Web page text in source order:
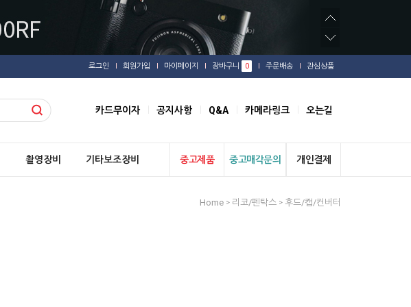
로그인 회원가입 마이페이지 장바구니 0 주문배송 관심상품
카드무이자 공지사항 Q&A 카메라링크 오는길
촬영장비 기타보조장비 중고제품 중고매각문의 개인결제
Home > 리코/펜탁스 > 후드/캡/컨버터